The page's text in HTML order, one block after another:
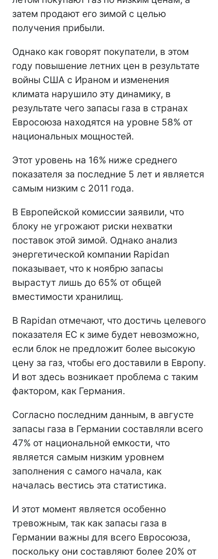
затем продают его зимой с целью
получения прибыли.
Однако как говорят покупатели, в этом
году повышение летних цен в результате
войны США с Ираном и изменения
климата нарушило эту динамику, в
результате чего запасы газа в странах
Евросоюза находятся на уровне 58% от
национальных мощностей.
Этот уровень на 16% ниже среднего
показателя за последние 5 лет и является
самым низким с 2011 года.
В Европейской комиссии заявили, что
блоку не угрожают риски нехватки
поставок этой зимой. Однако анализ
энергетической компании Rapidan
показывает, что к ноябрю запасы
вырастут лишь до 65% от общей
вместимости хранилищ.
В Rapidan отмечают, что достичь целевого
показателя ЕС к зиме будет невозможно,
если блок не предложит более высокую
цену за газ, чтобы его доставили в Европу.
И вот здесь возникает проблема с таким
фактором, как Германия.
Согласно последним данным, в августе
запасы газа в Германии составляли всего
47% от национальной емкости, что
является самым низким уровнем
заполнения с самого начала, как
началась вестись эта статистика.
И этот момент является особенно
тревожным, так как запасы газа в
Германии важны для всего Евросоюза,
поскольку они составляют более 20% от